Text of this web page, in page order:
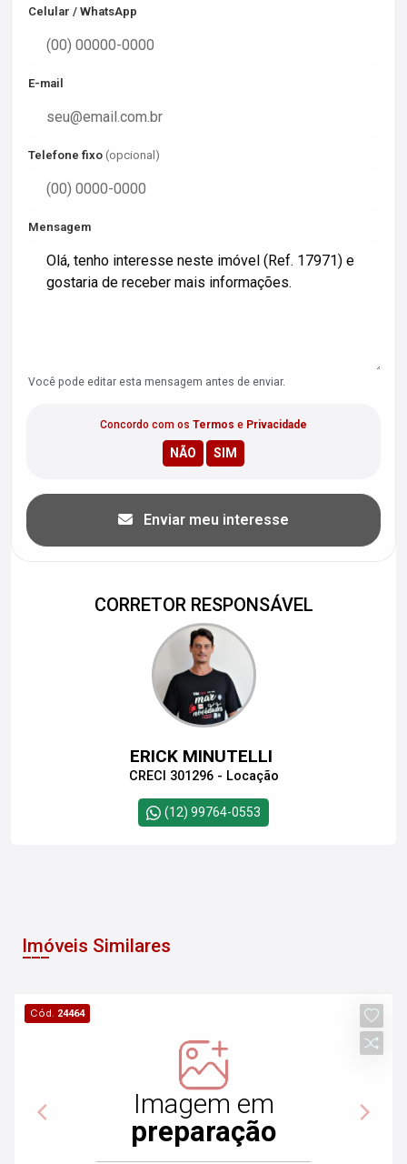
Celular / WhatsApp
E-mail
Telefone fixo (opcional)
Mensagem
Você pode editar esta mensagem antes de enviar.
Concordo com os Termos e Privacidade
Enviar meu interesse
CORRETOR RESPONSÁVEL
ERICK MINUTELLI
CRECI 301296 - Locação
(12) 99764-0553
Imóveis Similares
Cód. 24464
Imagem em
preparação